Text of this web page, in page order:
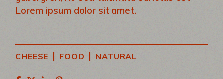
Lorem ipsum dolor sit amet.
CHEESE | FOOD | NATURAL